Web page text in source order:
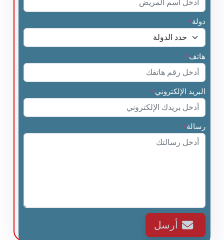
دولة*
هاتف*
البريد الإلكتروني*
رسالة*
أرسل